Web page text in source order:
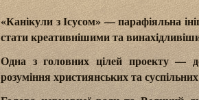
«Канікули з Ісусом» — парафіяльна
стати креативнішими та
Одна з головних цілей проекту —
розуміння християнських та